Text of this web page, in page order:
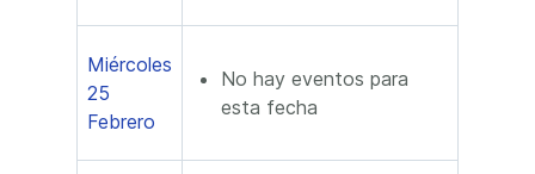
Miércoles
25
Febrero
No hay eventos para
esta fecha